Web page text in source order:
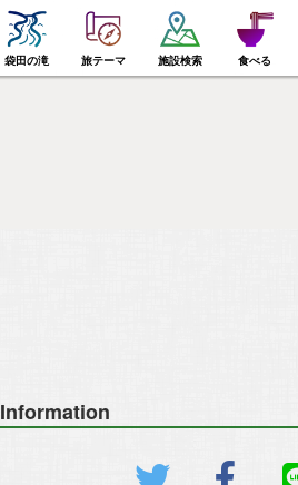
袋田の滝 旅テーマ 施設検索 食べる
Information